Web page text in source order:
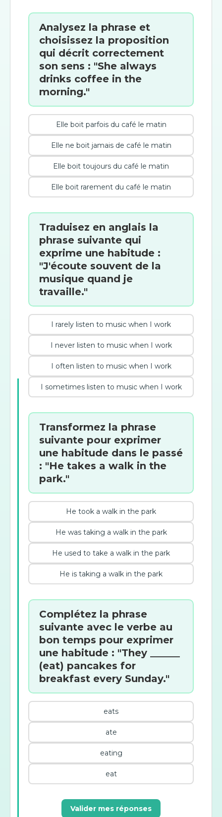
Analysez la phrase et
choisissez la proposition
qui décrit correctement
son sens : "She always
drinks coffee in the
morning."
Elle boit parfois du café le matin
Elle ne boit jamais de café le matin
Elle boit toujours du café le matin
Elle boit rarement du café le matin
Traduisez en anglais la
phrase suivante qui
exprime une habitude :
"J'écoute souvent de la
musique quand je
travaille."
I rarely listen to music when I work
I never listen to music when I work
I often listen to music when I work
I sometimes listen to music when I work
Transformez la phrase
suivante pour exprimer
une habitude dans le passé
: "He takes a walk in the
park."
He took a walk in the park
He was taking a walk in the park
He used to take a walk in the park
He is taking a walk in the park
Complétez la phrase
suivante avec le verbe au
bon temps pour exprimer
une habitude : "They ______
(eat) pancakes for
breakfast every Sunday."
eats
ate
eating
eat
Valider mes réponses